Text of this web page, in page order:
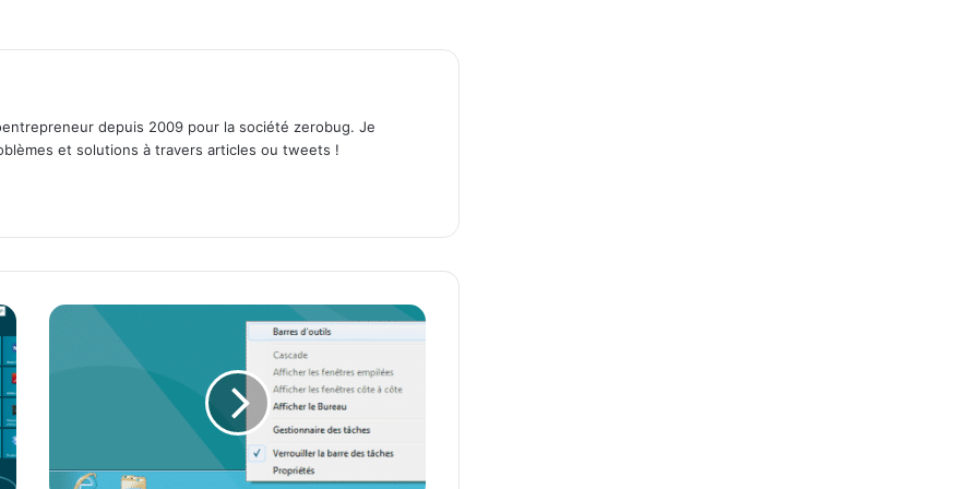
depuis 2009 pour la société zerobug. Je
et solutions à travers articles ou tweets !
W
8